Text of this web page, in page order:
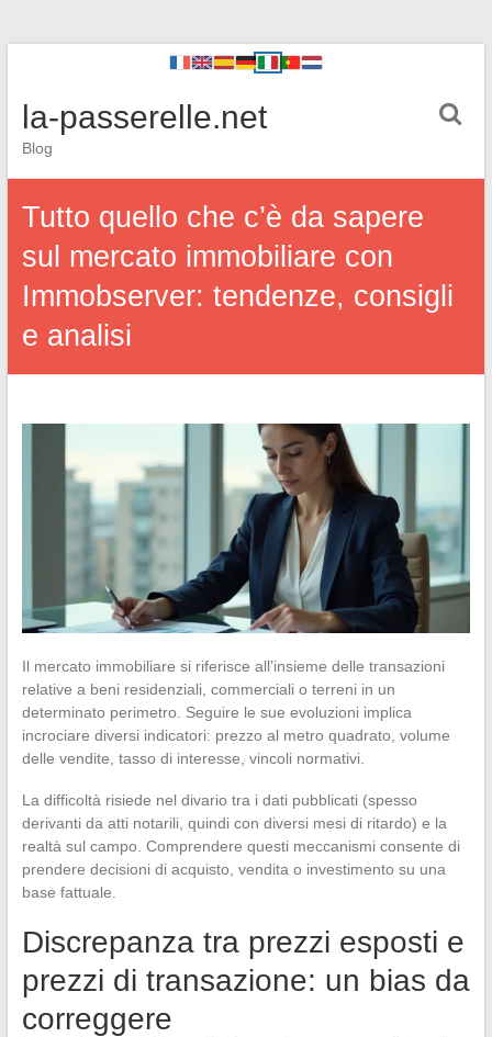
la-passerelle.net
Blog
Tutto quello che c’è da sapere
sul mercato immobiliare con
Immobserver: tendenze, consigli
e analisi
Il mercato immobiliare si riferisce all’insieme delle transazioni
relative a beni residenziali, commerciali o terreni in un
determinato perimetro. Seguire le sue evoluzioni implica
incrociare diversi indicatori: prezzo al metro quadrato, volume
delle vendite, tasso di interesse, vincoli normativi.
La difficoltà risiede nel divario tra i dati pubblicati (spesso
derivanti da atti notarili, quindi con diversi mesi di ritardo) e la
realtà sul campo. Comprendere questi meccanismi consente di
prendere decisioni di acquisto, vendita o investimento su una
base fattuale.
Discrepanza tra prezzi esposti e
prezzi di transazione: un bias da
correggere